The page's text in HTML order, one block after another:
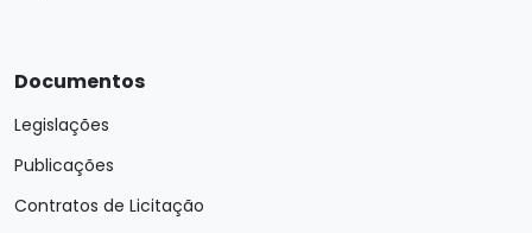
Documentos
Legislações
Publicações
Contratos de Licitação